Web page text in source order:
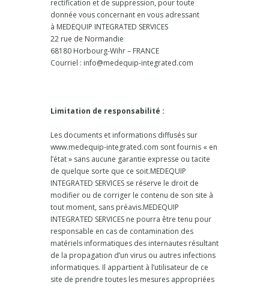
rectification et de suppression, pour toute
donnée vous concernant en vous adressant
à MEDEQUIP INTEGRATED SERVICES
22 rue de Normandie
68180 Horbourg-Wihr – FRANCE
Courriel : info@medequip-integrated.com
Limitation de responsabilité :
Les documents et informations diffusés sur
www.medequip-integrated.com sont fournis « en
l’état » sans aucune garantie expresse ou tacite
de quelque sorte que ce soit.MEDEQUIP
INTEGRATED SERVICES se réserve le droit de
modifier ou de corriger le contenu de son site à
tout moment, sans préavis.MEDEQUIP
INTEGRATED SERVICES ne pourra être tenu pour
responsable en cas de contamination des
matériels informatiques des internautes résultant
de la propagation d’un virus ou autres infections
informatiques. Il appartient à l’utilisateur de ce
site de prendre toutes les mesures appropriées